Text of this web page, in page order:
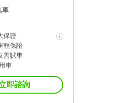
車
保證
程保證
善試車
車
即諮詢